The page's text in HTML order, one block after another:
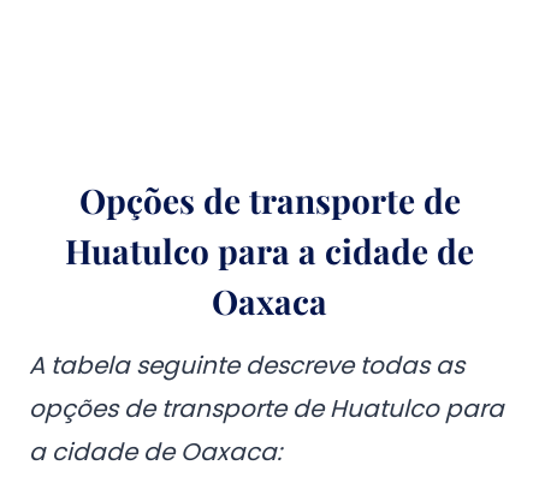
Opções de transporte de
Huatulco para a cidade de
Oaxaca
A tabela seguinte descreve todas as
opções de transporte de Huatulco para
a cidade de Oaxaca: